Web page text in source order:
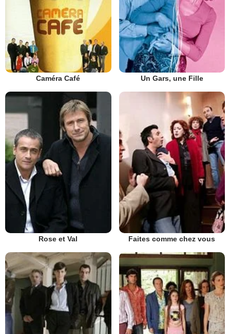
Caméra Café Un Gars, une Fille
Rose et Val Faites comme chez vous